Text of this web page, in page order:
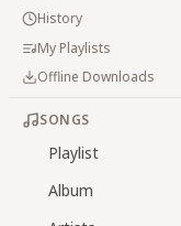
History
My Playlists
Offline Downloads
SONGS
Playlist
Album